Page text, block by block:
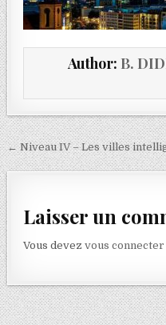
Author: B.
← Niveau IV – Les villes
Laisser un
Vous devezvous connecter